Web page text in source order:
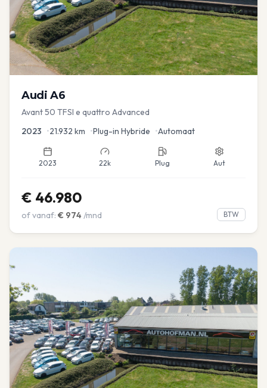
Audi A6
Avant 50 TFSI e quattro Advanced
2023 •21.932 km •Plug-in Hybride •Automaat
2023 22k Plug Aut
€ 46.980
of vanaf: € 974 /mnd BTW